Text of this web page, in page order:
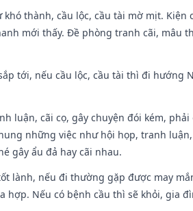
khó thành, cầu lộc, cầu tài mờ mịt.
mới thấy. Đề phòng tranh cãi, mâu
tới, nếu cầu lộc, cầu tài thì đi hướng
luận, cãi cọ, gây chuyện đói kém,
những việc như hội họp, tranh
gây ẩu đả hay cãi nhau.
lành, nếu đi thường gặp được may
hợp. Nếu có bệnh cầu thì sẽ khỏi, gia